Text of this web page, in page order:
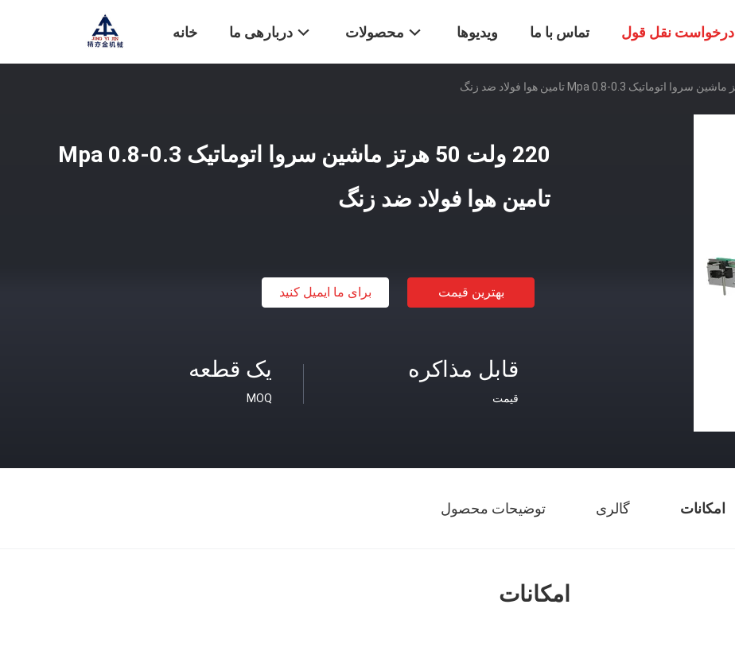
خانه دربارهی ما محصولات ویدیوها تماس با ما درخواست نقل قول
220 ولت 50 هرتز ماشین سروا اتوماتیک 0.3-0.8 Mpa
تامین هوا فولاد ضد زنگ
بهترین قیمت برای ما ایمیل کنید
یک قطعه
MOQ
قابل مذاکره
قیمت
امکانات گالری توضیحات محصول
امکانات